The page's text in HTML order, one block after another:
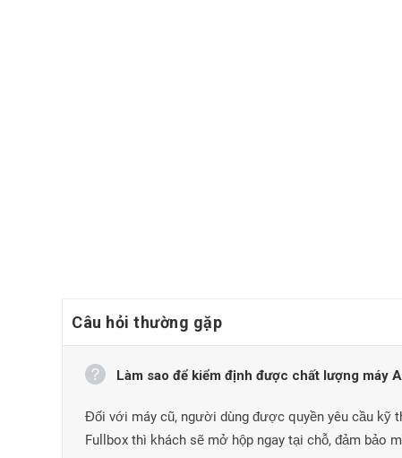
Câu hỏi thường gặp
Làm sao để kiểm định được chất lượng máy
Đối với máy cũ, người dùng được quyền yêu cầu kỹ
Fullbox thì khách sẽ mở hộp ngay tại chỗ, đảm bảo